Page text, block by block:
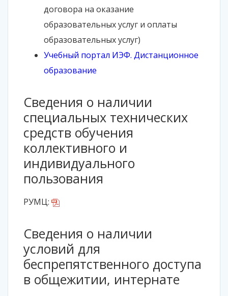
договора на оказание
образовательных услуг и оплаты
образовательных услуг)
Учебный портал ИЭФ. Дистанционное
образование
Сведения о наличии
специальных технических
средств обучения
коллективного и
индивидуального
пользования
РУМЦ:
Сведения о наличии
условий для
беспрепятственного доступа
в общежитии, интернате